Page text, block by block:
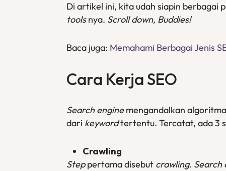
Di artikel ini, kita udah siapin berbagai
toolsnya. Scroll down, Buddies!
Baca juga: Memahami Berbagai Jenis
Cara Kerja SEO
Search enginemengandalkan
dari keywordtertentu. Tercatat, ada 3
Crawling
Steppertama disebut crawling. Search